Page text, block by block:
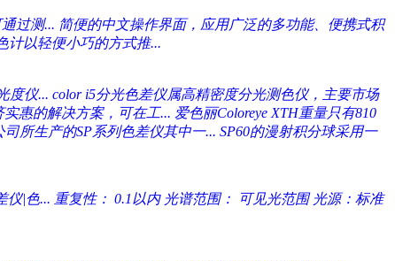
过测... 简便的中文操作界面，应用广泛的多功能、便携式积
计以轻便小巧的方式推...
度仪... color i5分光色差仪属高精密度分光测色仪，主要市场
惠的解决方案，可在工... 爱色丽Coloreye XTH重量只有810
司所生产的SP系列色差仪其中一... SP60的漫射积分球采用一
仪|色... 重复性： 0.1以内 光谱范围： 可见光范围 光源：标准